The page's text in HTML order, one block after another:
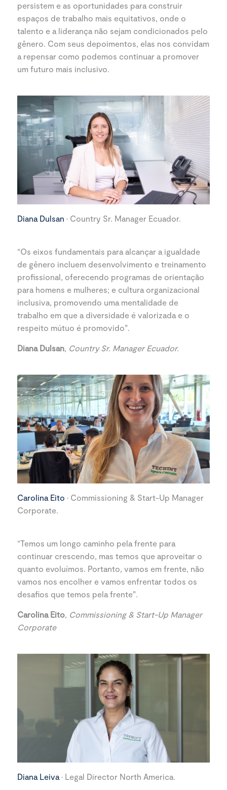
persistem e as oportunidades para construir
espaços de trabalho mais equitativos, onde o
talento e a liderança não sejam condicionados pelo
gênero. Com seus depoimentos, elas nos convidam
a repensar como podemos continuar a promover
um futuro mais inclusivo.
Diana Dulsan · Country Sr. Manager Ecuador.
“Os eixos fundamentais para alcançar a igualdade
de gênero incluem desenvolvimento e treinamento
profissional, oferecendo programas de orientação
para homens e mulheres; e cultura organizacional
inclusiva, promovendo uma mentalidade de
trabalho em que a diversidade é valorizada e o
respeito mútuo é promovido”.
Diana Dulsan, Country Sr. Manager Ecuador.
Carolina Eito · Commissioning & Start-Up Manager
Corporate.
“Temos um longo caminho pela frente para
continuar crescendo, mas temos que aproveitar o
quanto evoluímos. Portanto, vamos em frente, não
vamos nos encolher e vamos enfrentar todos os
desafios que temos pela frente”.
Carolina Eito, Commissioning & Start-Up Manager
Corporate
Diana Leiva · Legal Director North America.